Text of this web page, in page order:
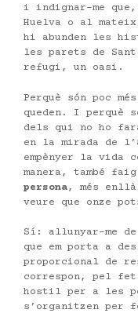
i indignar-me que,
Huelva o al
hi abunden les
les parets de
refugi, un oasi.
Perquè són poc
queden. I perquè
dels qui no ho
en la mirada de
empènyer la vida
manera, també
persona, més
veure que onze
Sí: allunyar-me
que em porta a
proporcional de
correspon, pel
hostil per a les
s’organitzen per